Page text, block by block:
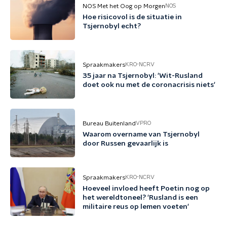
NOS Met het Oog op Morgen NOS
Hoe risicovol is de situatie in
Tsjernobyl echt?
SpraakmakersKRO-NCRV
35 jaar na Tsjernobyl: 'Wit-Rusland
doet ook nu met de coronacrisis niets'
Bureau BuitenlandVPRO
Waarom overname van Tsjernobyl
door Russen gevaarlijk is
SpraakmakersKRO-NCRV
Hoeveel invloed heeft Poetin nog op
het wereldtoneel? 'Rusland is een
militaire reus op lemen voeten'